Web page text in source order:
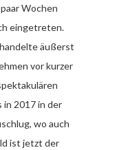
Wochen
eingetreten.
äußerst
vor kurzer
in 2017 in der
wo auch
ist jetzt der